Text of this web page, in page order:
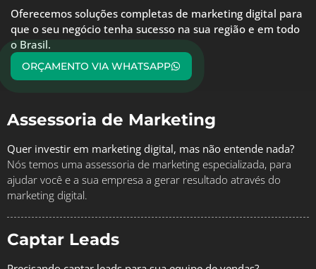
Oferecemos soluções completas de marketing digital para
que o seu negócio tenha sucesso na sua região e em todo
o Brasil.
ORÇAMENTO VIA WHATSAPP
Assessoria de Marketing
Quer investir em marketing digital, mas não entende nada?
Nós temos uma assessoria de marketing especializada, para
ajudar você e a sua empresa a gerar resultado através do
marketing digital.
Captar Leads